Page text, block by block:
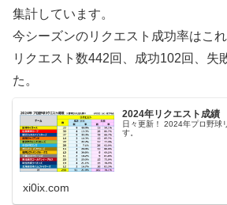
集計しています。
今シーズンのリクエスト成功率はこれ
リクエスト数442回、成功102回、失
た。
2024年リクエスト成績
日々更新！ 2024年プロ野球
す。
xi0ix.com